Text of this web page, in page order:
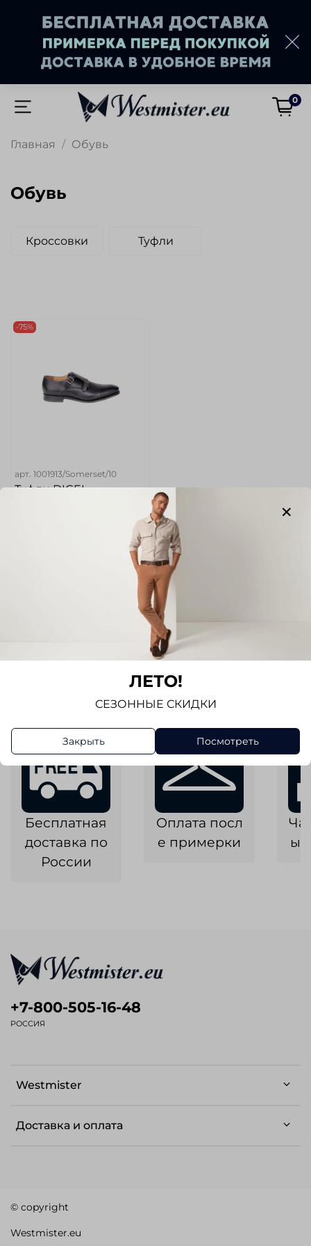
0
Главная Обувь
Обувь
Кроссовки Туфли
-75%
арт. 1001913/Somerset/10
Туфли DIGEL
Бесплатная
доставка по
России
Оплата посл
е примерки
Westmister
Доставка и оплата
+7-800-505-16-48
РОССИЯ
© copyright
Westmister.eu
ЛЕТО!
СЕЗОННЫЕ СКИДКИ
Закрыть Посмотреть